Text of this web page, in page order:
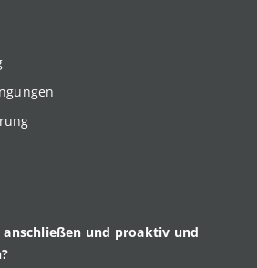
anschließen und proaktiv und